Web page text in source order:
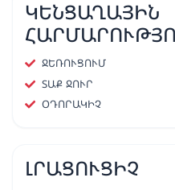
ԿԵՆՑԱՂԱՅԻՆ
ՋԵՌՈՒՑՈՒՄ
ՏԱՔ ՋՈՒՐ
ՕԴՈՐԱԿԻՉ
ԼՐԱՑՈՒՑԻՉ